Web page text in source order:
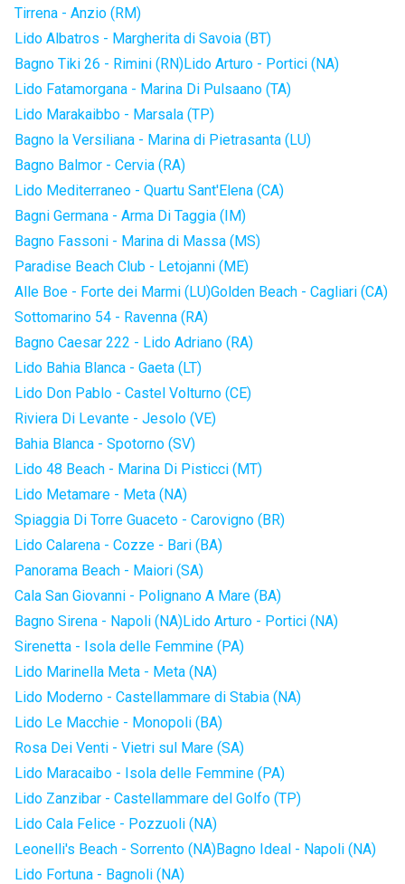
Tirrena - Anzio (RM)
Lido Albatros - Margherita di Savoia (BT)
Bagno Tiki 26 - Rimini (RN)Lido Arturo - Portici (NA)
Lido Fatamorgana - Marina Di Pulsaano (TA)
Lido Marakaibbo - Marsala (TP)
Bagno la Versiliana - Marina di Pietrasanta (LU)
Bagno Balmor - Cervia (RA)
Lido Mediterraneo - Quartu Sant'Elena (CA)
Bagni Germana - Arma Di Taggia (IM)
Bagno Fassoni - Marina di Massa (MS)
Paradise Beach Club - Letojanni (ME)
Alle Boe - Forte dei Marmi (LU)Golden Beach - Cagliari (CA)
Sottomarino 54 - Ravenna (RA)
Bagno Caesar 222 - Lido Adriano (RA)
Lido Bahia Blanca - Gaeta (LT)
Lido Don Pablo - Castel Volturno (CE)
Riviera Di Levante - Jesolo (VE)
Bahia Blanca - Spotorno (SV)
Lido 48 Beach - Marina Di Pisticci (MT)
Lido Metamare - Meta (NA)
Spiaggia Di Torre Guaceto - Carovigno (BR)
Lido Calarena - Cozze - Bari (BA)
Panorama Beach - Maiori (SA)
Cala San Giovanni - Polignano A Mare (BA)
Bagno Sirena - Napoli (NA)Lido Arturo - Portici (NA)
Sirenetta - Isola delle Femmine (PA)
Lido Marinella Meta - Meta (NA)
Lido Moderno - Castellammare di Stabia (NA)
Lido Le Macchie - Monopoli (BA)
Rosa Dei Venti - Vietri sul Mare (SA)
Lido Maracaibo - Isola delle Femmine (PA)
Lido Zanzibar - Castellammare del Golfo (TP)
Lido Cala Felice - Pozzuoli (NA)
Leonelli's Beach - Sorrento (NA)Bagno Ideal - Napoli (NA)
Lido Fortuna - Bagnoli (NA)